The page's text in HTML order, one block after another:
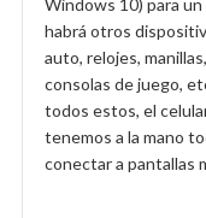
habrá otros
auto, relojes,
consolas de juego,
todos estos, el
tenemos a la mano
conectar a pantallas